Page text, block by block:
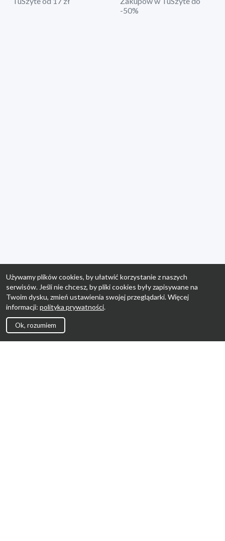
-50%
Używamy plików cookies, by ułatwić korzystanie z naszych
serwisów. Jeśli nie chcesz, by pliki cookies były zapisywane na
Twoim dysku, zmień ustawienia swojej przeglądarki. Więcej
informacji: polityka prywatności.
Ok, rozumiem